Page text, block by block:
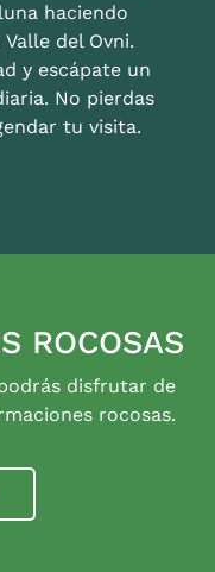
haciendo
del Ovni.
y escápate un
No pierdas
tu visita.
ROCOSAS
disfrutar de
rocosas.